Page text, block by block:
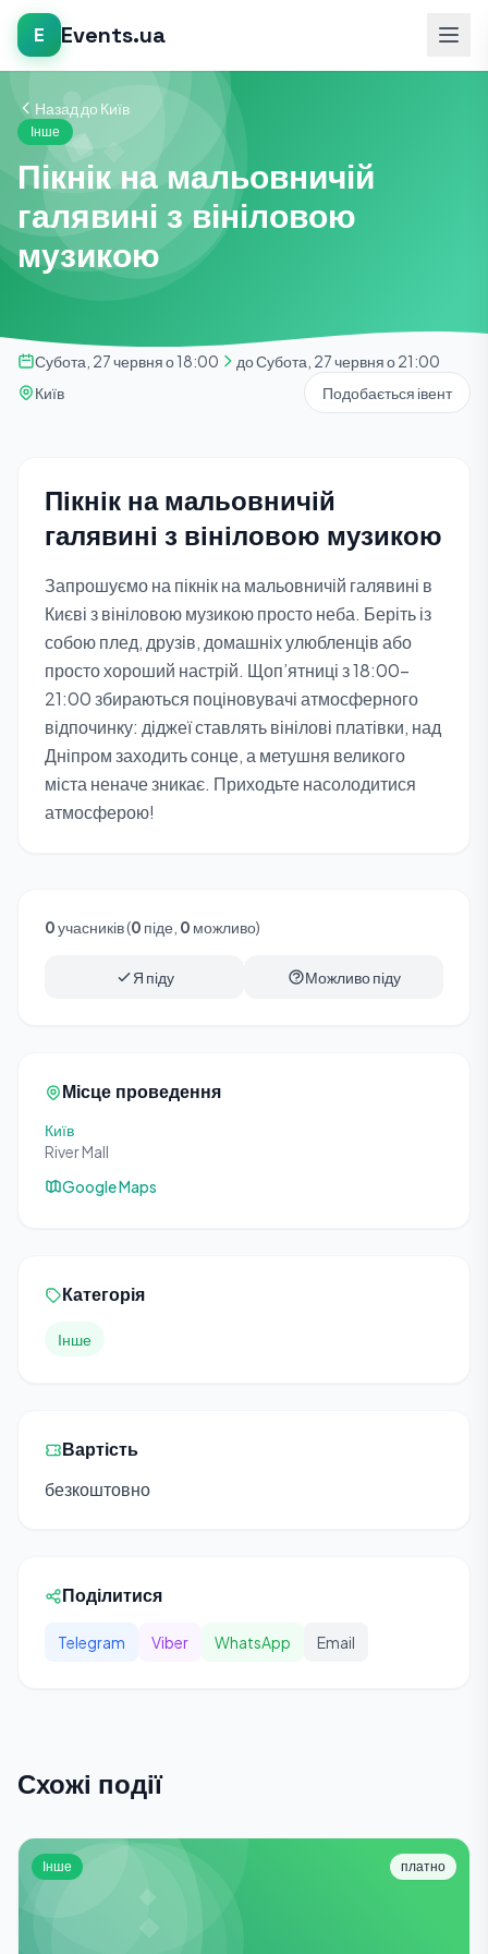
E Events.ua
Назад до Київ
Інше
Пікнік на мальовничій
галявині з вініловою
музикою
Субота, 27 червня о 18:00
до Субота, 27 червня о 21:00
Київ
Подобається івент
Пікнік на мальовничій
галявині з вініловою музикою
Запрошуємо на пікнік на мальовничій галявині в
Києві з вініловою музикою просто неба. Беріть із
собою плед, друзів, домашніх улюбленців або
просто хороший настрій. Щоп’ятниці з 18:00–
21:00 збираються поціновувачі атмосферного
відпочинку: діджеї ставлять вінілові платівки, над
Дніпром заходить сонце, а метушня великого
міста неначе зникає. Приходьте насолодитися
атмосферою!
0учасників (0 піде, 0 можливо)
Я піду Можливо піду
Місце проведення
Київ
River Mall
Google Maps
Категорія
Інше
Вартість
безкоштовно
Поділитися
Telegram Viber WhatsApp Email
Схожі події
Інше платно